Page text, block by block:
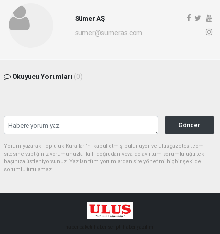
Sümer AŞ
sumer@sumeras.com
Okuyucu Yorumları (0)
Gönder
Yorum yazarak Topluluk Kuralları’nı kabul etmiş bulunuyor ve ulusgazetesi.com
sitesine yaptığınız yorumunuzla ilgili doğrudan veya dolaylı tüm sorumluluğu tek
başınıza üstleniyorsunuz. Yazılan tüm yorumlardan site yönetimi hiçbir şekilde
sorumlu tutulamaz.